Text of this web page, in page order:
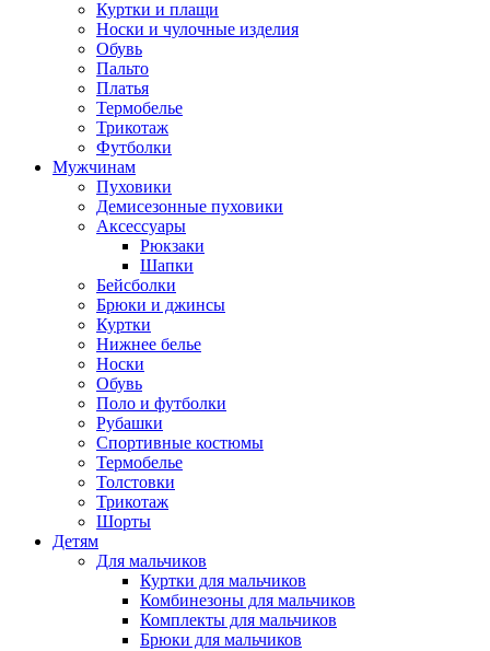
Куртки и плащи
Носки и чулочные изделия
Обувь
Пальто
Платья
Термобелье
Трикотаж
Футболки
Мужчинам
Пуховики
Демисезонные пуховики
Аксессуары
Рюкзаки
Шапки
Бейсболки
Брюки и джинсы
Куртки
Нижнее белье
Носки
Обувь
Поло и футболки
Рубашки
Спортивные костюмы
Термобелье
Толстовки
Трикотаж
Шорты
Детям
Для мальчиков
Куртки для мальчиков
Комбинезоны для мальчиков
Комплекты для мальчиков
Брюки для мальчиков